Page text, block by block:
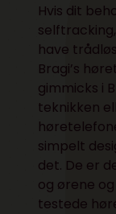
Hvis dit
have
Bragi’s
gimmicks i
teknikken
simpelt
det. De er
og ørene
testede